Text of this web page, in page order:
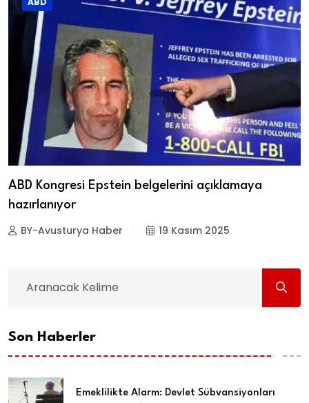
ABD Kongresi Epstein belgelerini açıklamaya
hazırlanıyor
BY-Avusturya Haber 19 Kasım 2025
Son Haberler
Emeklilikte Alarm: Devlet Sübvansiyonları